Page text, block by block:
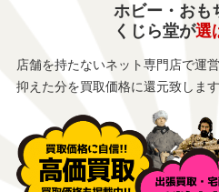
ホビー・おも
くじら堂が選
店舗を持たないネット専門店で運
抑えた分を買取価格に還元致しま